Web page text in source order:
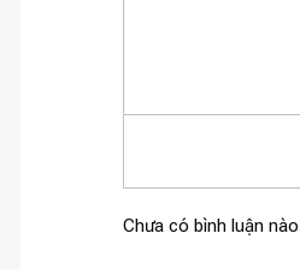
Chưa có bình luận nào